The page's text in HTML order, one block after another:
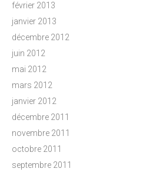
février 2013
janvier 2013
décembre 2012
juin 2012
mai 2012
mars 2012
janvier 2012
décembre 2011
novembre 2011
octobre 2011
septembre 2011